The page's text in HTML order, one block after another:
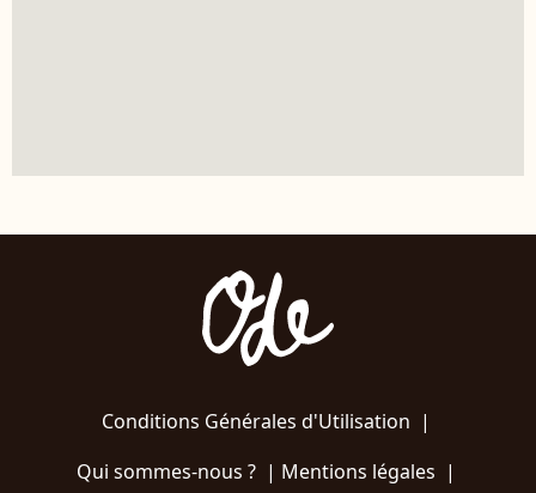
Conditions Générales d'Utilisation |
Qui sommes-nous ?| Mentions légales |